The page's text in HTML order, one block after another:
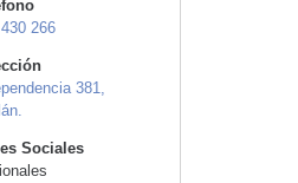
266
381,
Sociales